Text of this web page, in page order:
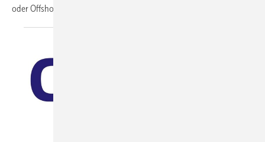
oder Offshore-Windparks